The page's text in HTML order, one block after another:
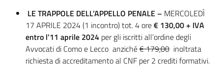
LE TRAPPOLE DELL’APPELLO PENALE – MERCOLEDÌ
17 APRILE 2024 (1 incontro) tot. 4 ore€ 130,00 + IVA
entro l’11 aprile 2024 per gli iscritti all’ordine degli
Avvocati di Como e Lecco anziché€ 179,00 inoltrata
richiesta di accreditamento al CNF per 2 crediti formativi.